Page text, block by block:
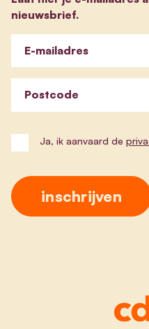
nieuwsbrief.
E-mailadres
Postcode
Ja, ik aanvaard de